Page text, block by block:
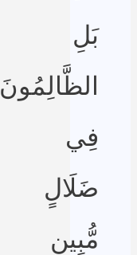
بَلِ
الظَّالِمُونَ
فِي
ضَلَالٍ
مُّبِينٍ